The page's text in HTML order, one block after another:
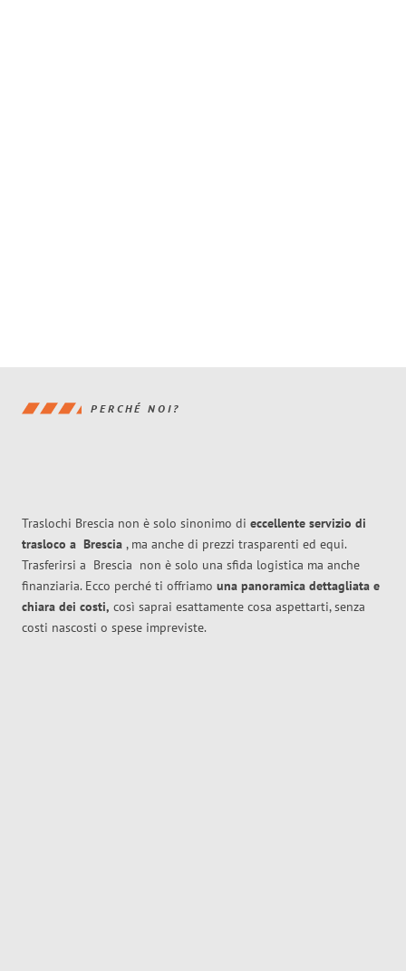
PERCHÉ NOI?
Traslochi Brescia non è solo sinonimo di eccellente servizio di
trasloco a Brescia , ma anche di prezzi trasparenti ed equi.
Trasferirsi a Brescia non è solo una sfida logistica ma anche
finanziaria. Ecco perché ti offriamo una panoramica dettagliata e
chiara dei costi, così saprai esattamente cosa aspettarti, senza
costi nascosti o spese impreviste.